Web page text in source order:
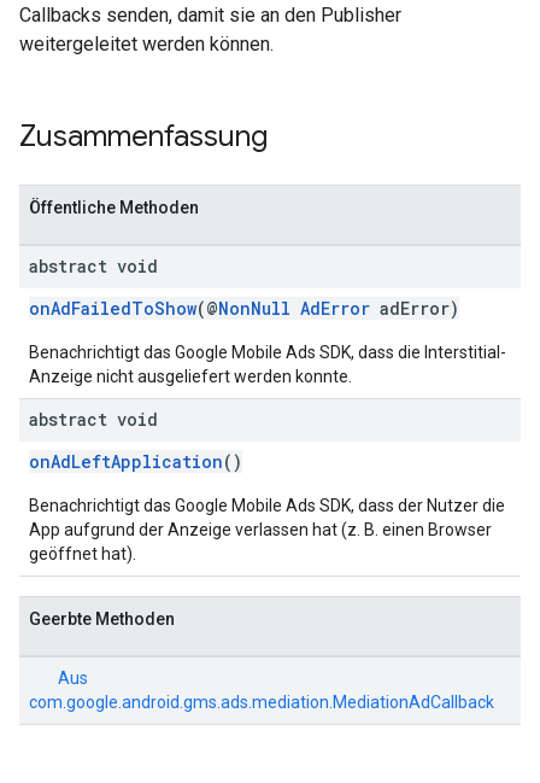
Callbacks senden, damit sie an den Publisher
weitergeleitet werden können.
Zusammenfassung
Öffentliche Methoden
abstract void
onAdFailedToShow(@NonNull AdError adError)
Benachrichtigt das Google Mobile Ads SDK, dass die Interstitial-
Anzeige nicht ausgeliefert werden konnte.
abstract void
onAdLeftApplication()
Benachrichtigt das Google Mobile Ads SDK, dass der Nutzer die
App aufgrund der Anzeige verlassen hat (z. B. einen Browser
geöffnet hat).
Geerbte Methoden
Aus
com.google.android.gms.ads.mediation.MediationAdCallback